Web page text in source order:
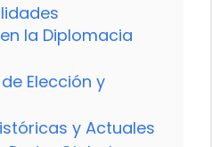
la Diplomacia
Elección y
y Actuales